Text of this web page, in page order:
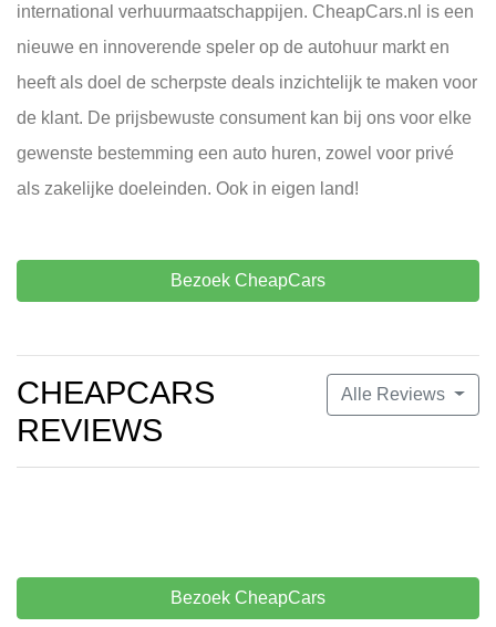
international verhuurmaatschappijen. CheapCars.nl is een
nieuwe en innoverende speler op de autohuur markt en
heeft als doel de scherpste deals inzichtelijk te maken voor
de klant. De prijsbewuste consument kan bij ons voor elke
gewenste bestemming een auto huren, zowel voor privé
als zakelijke doeleinden. Ook in eigen land!
Bezoek CheapCars
Alle Reviews
CHEAPCARS
REVIEWS
Bezoek CheapCars